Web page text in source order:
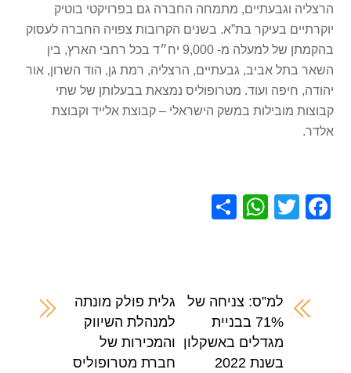
הרצליה וגבעתיים, מתמחה החברה גם בפרויקטי בוטיק
יוקרתיים בעיקר בת”א. בשנים הקרובות צפויה החברה לעסוק
בהקמתן של למעלה מ- 9,000 יח״ד בכל רחבי הארץ, בין
השאר בתל אביב, גבעתיים, הרצליה, רמת גן, הוד השרון, אור
יהודה, חיפה ועוד. מטרופוליס נמצאת בבעלותן של שתי
קבוצות מובילות במשק הישראלי – קבוצת אלייד וקבוצת
אלדר.
F
b
T
W
A
p
p
למ”ס: צניחה של
71% בבניית
מגדלים באשקלון
בשנת 2022
גלית פולק מונתה
למנהלת השיווק
והמכירות של
חברת מטרופוליס